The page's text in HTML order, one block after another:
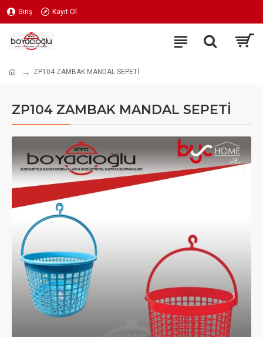
Giriş Kayıt Ol
ZP104 ZAMBAK MANDAL SEPETİ
ZP104 ZAMBAK MANDAL SEPETİ